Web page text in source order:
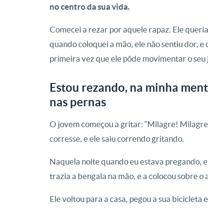
no centro da sua vida.
Comecei a rezar por aquele rapaz. Ele
quando coloquei a mão, ele não sentiu dor, e
primeira vez que ele pôde movimentar o seu
Estou rezando, na minha
nas pernas
O jovem começou a gritar: “Milagre!
corresse, e ele saiu correndo gritando.
Naquela noite quando eu estava pregando,
trazia a bengala na mão, e a colocou sobre o
Ele voltou para a casa, pegou a sua